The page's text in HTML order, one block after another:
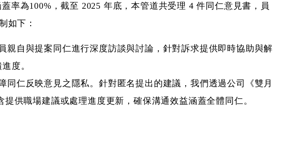
率為100%，截至 2025 年底，本管道共受理 4 件同仁意見書，員
如下：
親自與提案同仁進行深度訪談與討論，針對訴求提供即時協助與解
度。
同仁反映意見之隱私。針對匿名提出的建議，我們透過公司《雙月
供職場建議或處理進度更新，確保溝通效益涵蓋全體同仁。